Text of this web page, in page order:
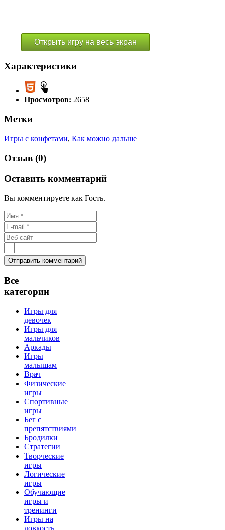
Открыть игру на весь экран
Характеристики
Просмотров: 2658
Метки
Игры с конфетами, Как можно дальше
Отзыв (0)
Оставить комментарий
Вы комментируете как Гость.
Все
категории
Игры для
девочек
Игры для
мальчиков
Аркады
Игры
малышам
Врач
Физические
игры
Спортивные
игры
Бег с
препятствиями
Бродилки
Стратегии
Творческие
игры
Логические
игры
Обучающие
игры и
тренинги
Игры на